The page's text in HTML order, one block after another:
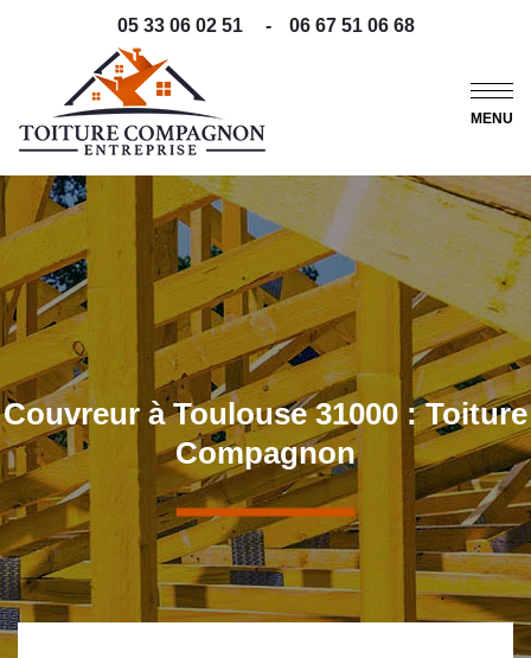
05 33 06 02 51 - 06 67 51 06 68
MENU
Couvreur à Toulouse 31000 : Toiture
Compagnon